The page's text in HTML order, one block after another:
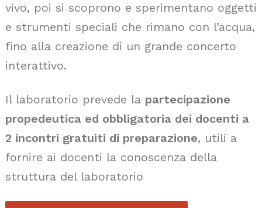
vivo, poi si scoprono e sperimentano oggetti
e strumenti speciali che rimano con l’acqua,
fino alla creazione di un grande concerto
interattivo.
Il laboratorio prevede la partecipazione
propedeutica ed obbligatoria dei docenti a
2 incontri gratuiti di preparazione, utili a
fornire ai docenti la conoscenza della
struttura del laboratorio